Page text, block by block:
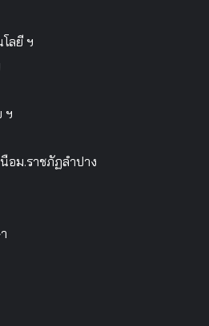
ลยี ฯ
ฯ
อม.ราชภัฏลำปาง